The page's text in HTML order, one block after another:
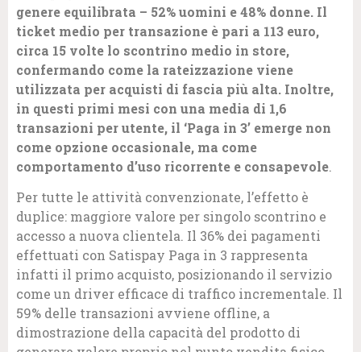
genere equilibrata – 52% uomini e 48% donne. Il
ticket medio per transazione è pari a 113 euro,
circa 15 volte lo scontrino medio in store,
confermando come la rateizzazione viene
utilizzata per acquisti di fascia più alta. Inoltre,
in questi primi mesi con una media di 1,6
transazioni per utente, il ‘Paga in 3’ emerge non
come opzione occasionale, ma come
comportamento d’uso ricorrente e consapevole.
Per tutte le attività convenzionate, l’effetto è
duplice: maggiore valore per singolo scontrino e
accesso a nuova clientela. Il 36% dei pagamenti
effettuati con Satispay Paga in 3 rappresenta
infatti il primo acquisto, posizionando il servizio
come un driver efficace di traffico incrementale. Il
59% delle transazioni avviene offline, a
dimostrazione della capacità del prodotto di